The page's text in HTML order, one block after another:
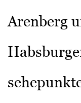
Arenberg